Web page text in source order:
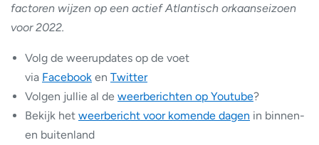
factoren wijzen op een actief Atlantisch orkaanseizoen
voor 2022.
Volg de weerupdates op de voet
via Facebook en Twitter
Volgen jullie al de weerberichten op Youtube?
Bekijk het weerbericht voor komende dagen in binnen-
en buitenland